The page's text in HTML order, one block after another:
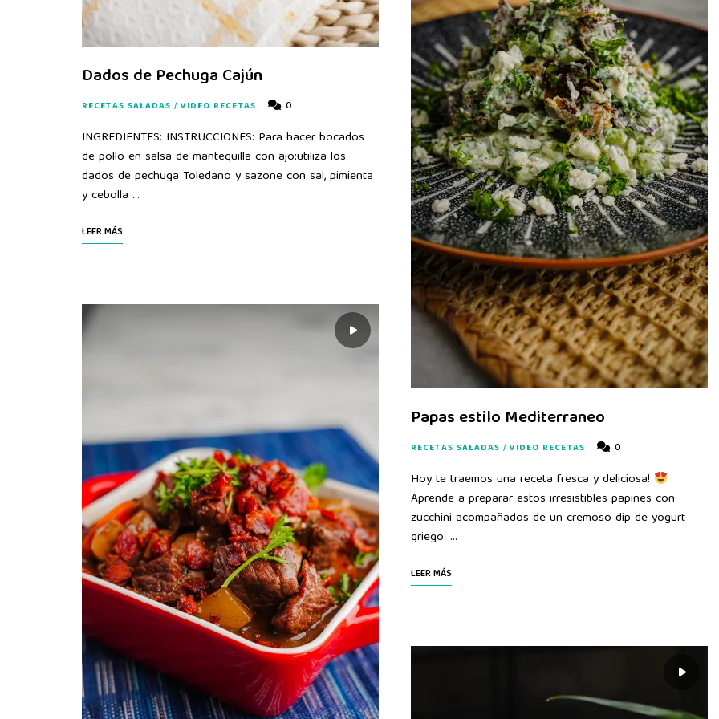
Dados de Pechuga Cajún
RECETAS SALADAS /VIDEO RECETAS 0
INGREDIENTES: INSTRUCCIONES: Para hacer bocados
de pollo en salsa de mantequilla con ajo:utiliza los
dados de pechuga Toledano y sazone con sal, pimienta
y cebolla …
LEER MÁS
Papas estilo Mediterraneo
RECETAS SALADAS /VIDEO RECETAS 0
Hoy te traemos una receta fresca y deliciosa!
Aprende a preparar estos irresistibles papines con
zucchini acompañados de un cremoso dip de yogurt
griego. …
LEER MÁS